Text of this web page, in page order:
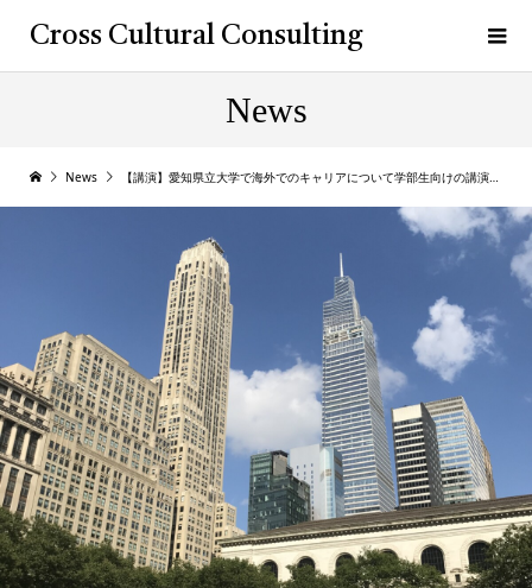
Cross Cultural Consulting
News
News 【講演】愛知県立大学で海外でのキャリアについて学部生向けの講演を行いました